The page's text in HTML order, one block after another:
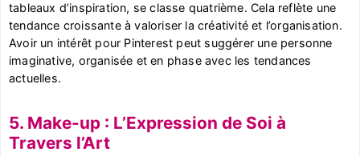
tableaux d’inspiration, se classe quatrième. Cela reflète une
tendance croissante à valoriser la créativité et l’organisation.
Avoir un intérêt pour Pinterest peut suggérer une personne
imaginative, organisée et en phase avec les tendances
actuelles.
5. Make-up : L’Expression de Soi à
Travers l’Art